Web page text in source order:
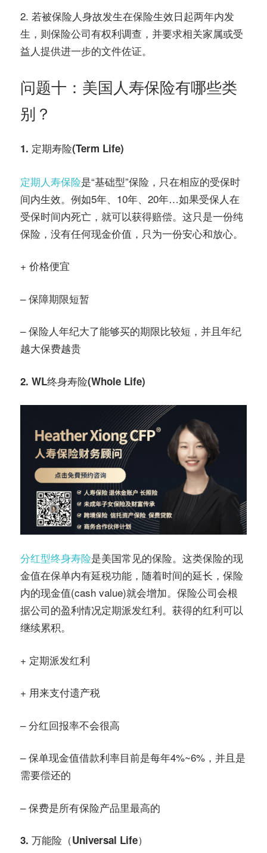
2. 若被保险人身故发生在保险生效日起两年内发
生，则保险公司有权利调查，并要求相关家属或受
益人提供进一步的文件佐证。
问题十：美国人寿保险有哪些类
别？
1. 定期寿险(Term Life)
定期人寿保险是“基础型”保险，只在相应的受保时
间内生效。例如5年、10年、20年…如果受保人在
受保时间内死亡，就可以获得赔偿。这只是一份纯
保险，没有任何现金价值，只为一份安心和放心。
+ 价格便宜
– 保障期限短暂
– 保险人年纪大了能够买的期限比较短，并且年纪
越大保费越贵
2. WL终身寿险(Whole Life)
分红型终身寿险是美国常见的保险。这类保险的现
金值在保单内有延税功能，随着时间的延长，保险
内的现金值(cash value)就会增加。保险公司会根
据公司的盈利情况定期派发红利。获得的红利可以
继续累积。
+ 定期派发红利
+ 用来支付遗产税
– 分红回报率不会很高
– 保单现金值借款利率目前是每年4%~6%，并且是
需要偿还的
– 保费是所有保险产品里最高的
3. 万能险（Universal Life）